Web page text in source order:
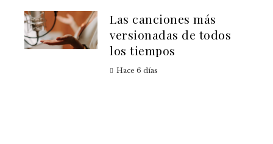
Las canciones más
versionadas de todos
los tiempos
Hace 6 días